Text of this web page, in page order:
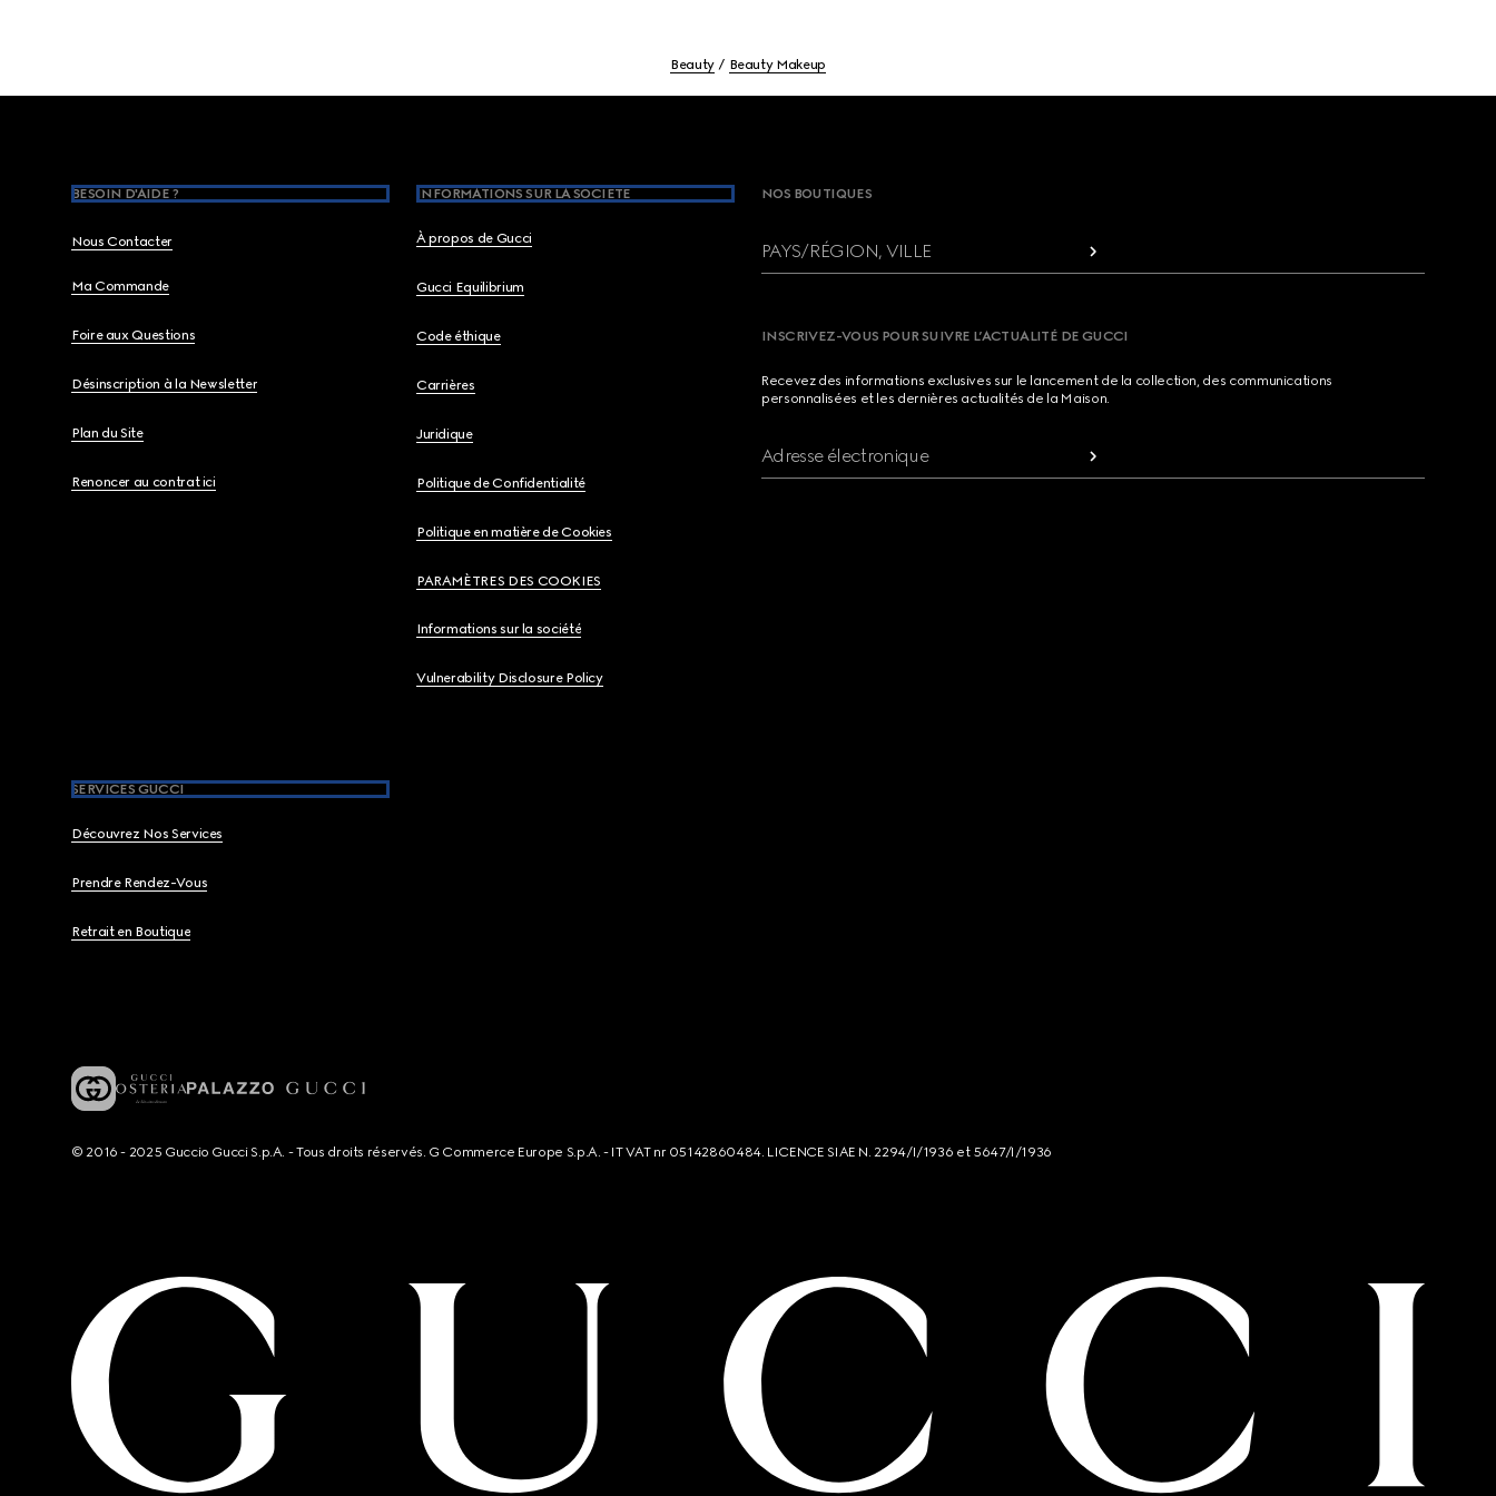
Beauty Beauty Makeup
BESOIN D'AIDE ?
Nous Contacter
Ma Commande
Foire aux Questions
Désinscription à la Newsletter
Plan du Site
Renoncer au contrat ici
INFORMATIONS SUR LA SOCIETE
À propos de Gucci
Gucci Equilibrium
Code éthique
Carrières
Juridique
Politique de Confidentialité
Politique en matière de Cookies
PARAMÈTRES DES COOKIES
Informations sur la société
Vulnerability Disclosure Policy
SERVICES GUCCI
Découvrez Nos Services
Prendre Rendez-Vous
Retrait en Boutique
NOS BOUTIQUES
PAYS/RÉGION, VILLE
INSCRIVEZ-VOUS POUR SUIVRE L’ACTUALITÉ DE GUCCI
Recevez des informations exclusives sur le lancement de la collection, des communications
personnalisées et les dernières actualités de la Maison.
Adresse électronique
© 2016 - 2025 Guccio Gucci S.p.A. - Tous droits réservés. G Commerce Europe S.p.A. - IT VAT nr 05142860484. LICENCE SIAE N. 2294/I/1936 et 5647/I/1936